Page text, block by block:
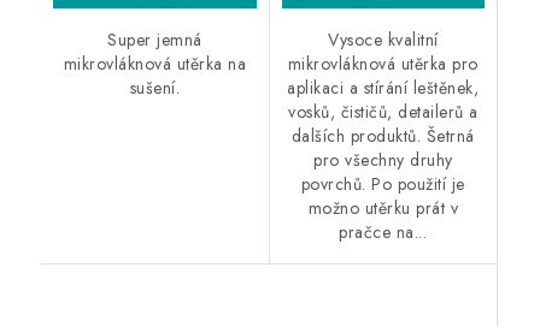
Super jemná
mikrovláknová utěrka na
sušení.
Vysoce kvalitní
mikrovláknová utěrka pro
aplikaci a stírání leštěnek,
vosků, čističů, detailerů a
dalších produktů. Šetrná
pro všechny druhy
povrchů. Po použití je
možno utěrku prát v
pračce na...